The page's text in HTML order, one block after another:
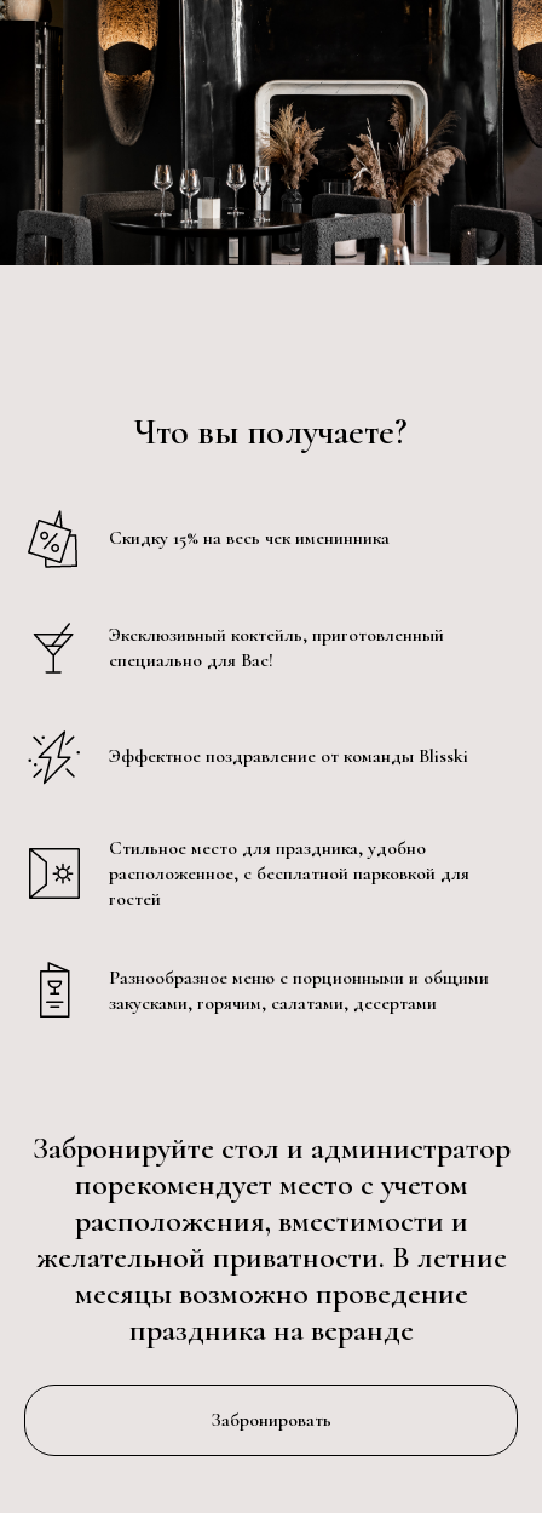
Что вы получаете?
Скидку 15% на весь чек именинника
Эксклюзивный коктейль, приготовленный
специально для Вас!
Эффектное поздравление от команды Blisski
Стильное место для праздника, удобно
расположенное, с бесплатной парковкой для
гостей
Разнообразное меню с порционными и общими
закусками, горячим, салатами, десертами
Забронируйте стол и администратор
порекомендует место с учетом
расположения, вместимости и
желательной приватности. В летние
месяцы возможно проведение
праздника на веранде
Забронировать